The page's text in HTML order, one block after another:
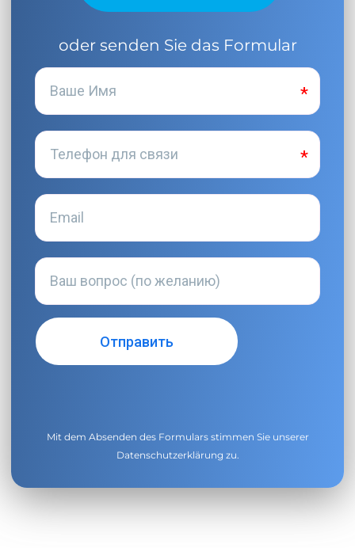
oder senden Sie das Formular
Mit dem Absenden des Formulars stimmen Sie unserer
Datenschutzerklärung zu.